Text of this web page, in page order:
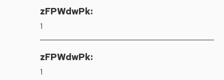
zFPWdwPk:
1
zFPWdwPk:
1